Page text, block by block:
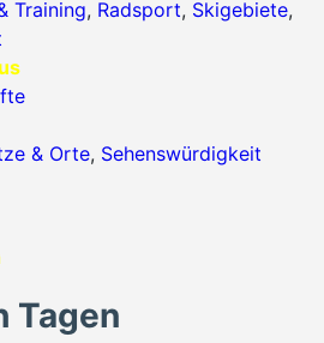
Training, Radsport, Skigebiete,
& Orte, Sehenswürdigkeit
Tagen